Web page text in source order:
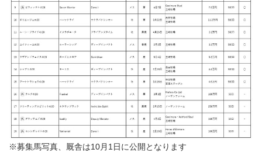
※募集馬写真、厩舎は10月1日に公開となります